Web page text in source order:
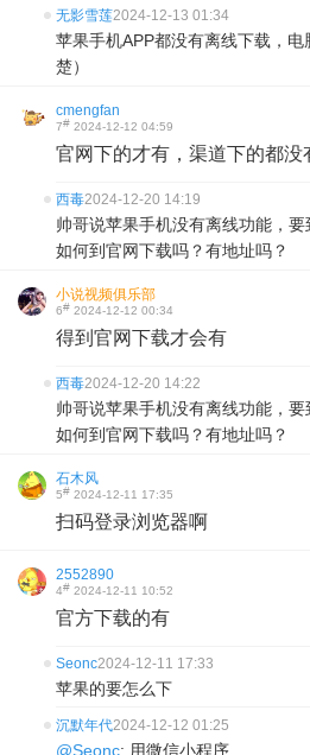
无影雪莲2024-12-13 01:34
苹果手机APP都没有离线下载，
楚）
cmengfan
7# 2024-12-12 04:59
官网下的才有，渠道下的都没
西毒2024-12-20 14:19
帅哥说苹果手机没有离线功能，
如何到官网下载吗？有地址吗？
小说视频俱乐部
6# 2024-12-12 00:34
得到官网下载才会有
西毒2024-12-20 14:22
帅哥说苹果手机没有离线功能，
如何到官网下载吗？有地址吗？
石木风
5# 2024-12-11 17:35
扫码登录浏览器啊
2552890
4# 2024-12-11 10:52
官方下载的有
Seonc2024-12-11 17:33
苹果的要怎么下
沉默年代2024-12-12 01:25
@Seonc: 用微信小程序